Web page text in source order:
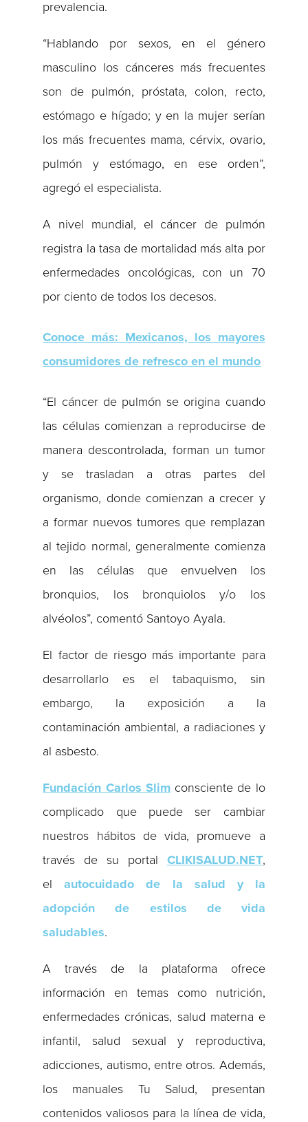
prevalencia.
“Hablando por sexos, en el género
masculino los cánceres más frecuentes
son de pulmón, próstata, colon, recto,
estómago e hígado; y en la mujer serían
los más frecuentes mama, cérvix, ovario,
pulmón y estómago, en ese orden”,
agregó el especialista.
A nivel mundial, el cáncer de pulmón
registra la tasa de mortalidad más alta por
enfermedades oncológicas, con un 70
por ciento de todos los decesos.
Conoce más: Mexicanos, los mayores
consumidores de refresco en el mundo
“El cáncer de pulmón se origina cuando
las células comienzan a reproducirse de
manera descontrolada, forman un tumor
y se trasladan a otras partes del
organismo, donde comienzan a crecer y
a formar nuevos tumores que remplazan
al tejido normal, generalmente comienza
en las células que envuelven los
bronquios, los bronquiolos y/o los
alvéolos”, comentó Santoyo Ayala.
El factor de riesgo más importante para
desarrollarlo es el tabaquismo, sin
embargo, la exposición a la
contaminación ambiental, a radiaciones y
al asbesto.
Fundación Carlos Slimconsciente de lo
complicado que puede ser cambiar
nuestros hábitos de vida, promueve a
través de su portal CLIKISALUD.NET,
elautocuidado de la salud y la
adopción de estilos de vida
saludables.
A través de la plataforma ofrece
información en temas como nutrición,
enfermedades crónicas, salud materna e
infantil, salud sexual y reproductiva,
adicciones, autismo, entre otros. Además,
los manuales Tu Salud, presentan
contenidos valiosos para la línea de vida,